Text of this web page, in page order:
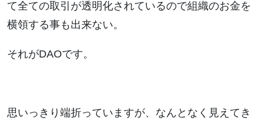
て全ての取引が透明化されているので組織のお金を
横領する事も出来ない。
それがDAOです。
思いっきり端折っていますが、なんとなく見えてき